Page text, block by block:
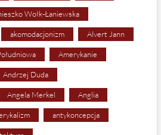
Wołk-Łaniewska
akomodacjonizm Alvert Jann
Amerykanie
Andrzej Duda
Angela Merkel Anglia
antykoncepcja